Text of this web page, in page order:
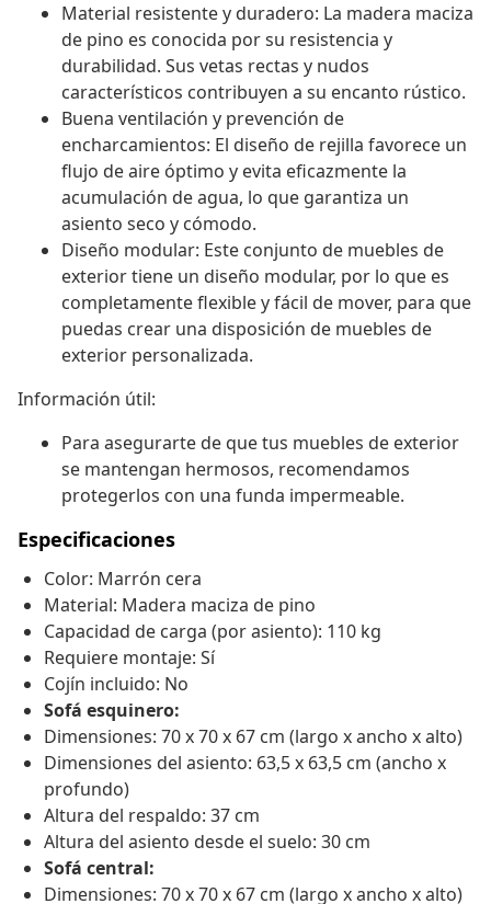
Material resistente y duradero: La madera maciza
de pino es conocida por su resistencia y
durabilidad. Sus vetas rectas y nudos
característicos contribuyen a su encanto rústico.
Buena ventilación y prevención de
encharcamientos: El diseño de rejilla favorece un
flujo de aire óptimo y evita eficazmente la
acumulación de agua, lo que garantiza un
asiento seco y cómodo.
Diseño modular: Este conjunto de muebles de
exterior tiene un diseño modular, por lo que es
completamente flexible y fácil de mover, para que
puedas crear una disposición de muebles de
exterior personalizada.
Información útil:
Para asegurarte de que tus muebles de exterior
se mantengan hermosos, recomendamos
protegerlos con una funda impermeable.
Especificaciones
Color: Marrón cera
Material: Madera maciza de pino
Capacidad de carga (por asiento): 110 kg
Requiere montaje: Sí
Cojín incluido: No
Sofá esquinero:
Dimensiones: 70 x 70 x 67 cm (largo x ancho x alto)
Dimensiones del asiento: 63,5 x 63,5 cm (ancho x
profundo)
Altura del respaldo: 37 cm
Altura del asiento desde el suelo: 30 cm
Sofá central:
Dimensiones: 70 x 70 x 67 cm (largo x ancho x alto)